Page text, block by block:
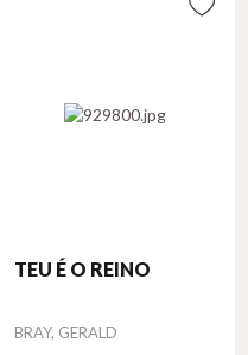
TEU É O REINO
Autor
BRAY, GERALD